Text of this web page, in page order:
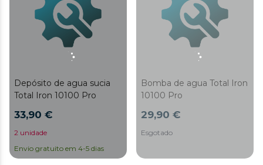
Depósito de agua sucia
Total Iron 10100 Pro
33,90 €
2 unidade
Envio gratuito em 4-5 dias
Bomba de agua Total Iron
10100 Pro
29,90 €
Esgotado